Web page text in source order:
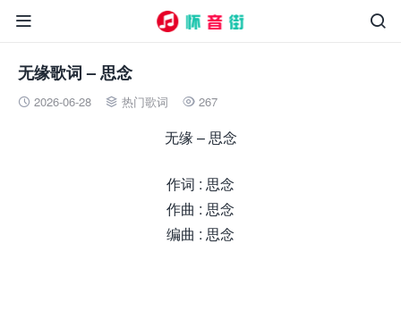


无缘歌词 – 思念
 2026-06-28  热门歌词  267
无缘 – 思念
作词 : 思念
作曲 : 思念
编曲 : 思念